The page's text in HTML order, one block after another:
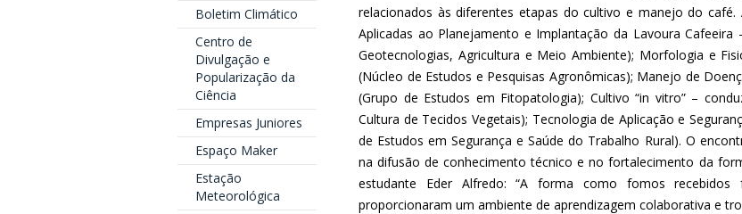
Boletim Climático
Centro de
Divulgação e
Popularização da
Ciência
Empresas Juniores
Espaço Maker
Estação
Meteorológica
relacionados às diferentes etapas do cultivo e manejo do
Aplicadas ao Planejamento e Implantação da Lavoura Cafeeira
Geotecnologias, Agricultura e Meio Ambiente); Morfologia e
(Núcleo de Estudos e Pesquisas Agronômicas); Manejo de
(Grupo de Estudos em Fitopatologia); Cultivo “in vitro” –
Cultura de Tecidos Vegetais); Tecnologia de Aplicação e
de Estudos em Segurança e Saúde do Trabalho Rural). O
na difusão de conhecimento técnico e no fortalecimento da
estudante Eder Alfredo: “A forma como fomos
proporcionaram um ambiente de aprendizagem colaborativa e